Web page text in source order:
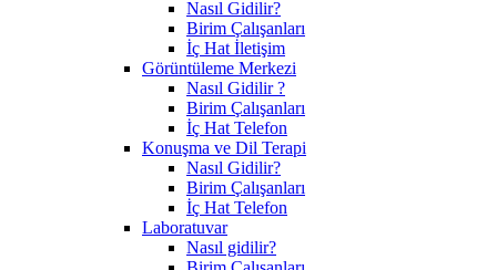
Nasıl Gidilir?
Birim Çalışanları
İç Hat İletişim
Görüntüleme Merkezi
Nasıl Gidilir ?
Birim Çalışanları
İç Hat Telefon
Konuşma ve Dil Terapi
Nasıl Gidilir?
Birim Çalışanları
İç Hat Telefon
Laboratuvar
Nasıl gidilir?